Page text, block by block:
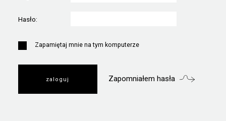
Hasło:
Zapamiętaj mnie na tym komputerze
Zapomniałem hasła